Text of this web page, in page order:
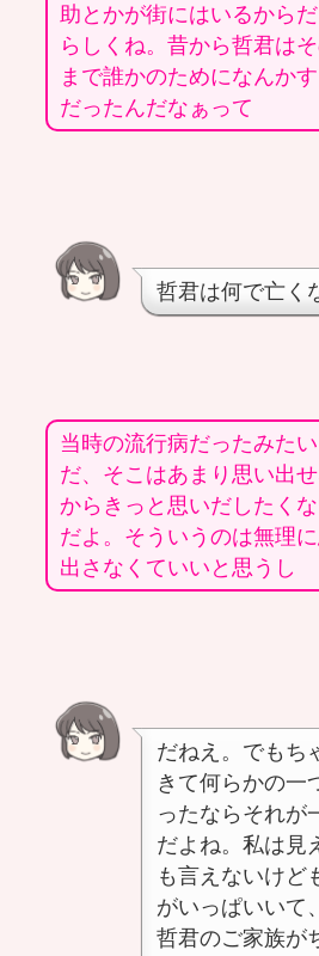
助とかが街にはいるから
らしくね。昔から哲君はそ
まで誰かのためになんか
だったんだなぁって
哲君は何で亡く
当時の流行病だったみた
だ、そこはあまり思い出
からきっと思いだしたく
だよ。そういうのは無理
出さなくていいと思うし
だねえ。でもち
きて何らかの一
ったならそれが
だよね。私は見
も言えないけど
がいっぱいいて
哲君のご家族が